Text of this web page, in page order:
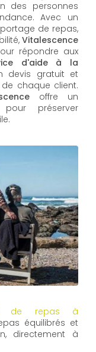
des personnes
Avec un
de repas,
Vitalescence
répondre aux
d'aide à la
devis gratuit et
chaque client.
offre un
préserver
de repas à
équilibrés et
directement à